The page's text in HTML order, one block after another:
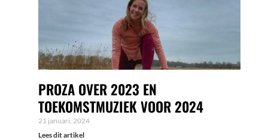
PROZA OVER 2023 EN
TOEKOMSTMUZIEK VOOR 2024
21 januari, 2024
Lees dit artikel